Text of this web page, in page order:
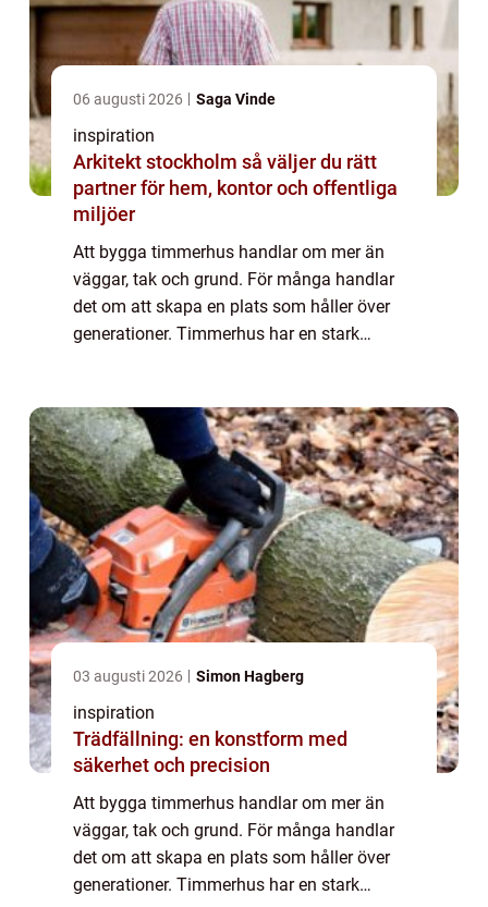
06 augusti 2026 Saga Vinde
inspiration
Arkitekt stockholm så väljer du rätt
partner för hem, kontor och offentliga
miljöer
Att bygga timmerhus handlar om mer än
väggar, tak och grund. För många handlar
det om att skapa en plats som håller över
generationer. Timmerhus har en stark
03 augusti 2026 Simon Hagberg
inspiration
Trädfällning: en konstform med
säkerhet och precision
Att bygga timmerhus handlar om mer än
väggar, tak och grund. För många handlar
det om att skapa en plats som håller över
generationer. Timmerhus har en stark